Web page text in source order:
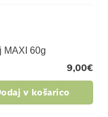
MAXI 60g
9,00€
v košarico